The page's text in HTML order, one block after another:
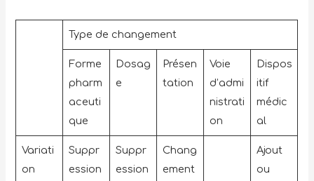
Type de changement
Forme
pharm
aceuti
que
Dosag
e
Présen
tation
Voie
d’admi
nistrati
on
Dispos
itif
médic
al
Variati
on
Suppr
ession
Suppr
ession
Chang
ement
Ajout
ou